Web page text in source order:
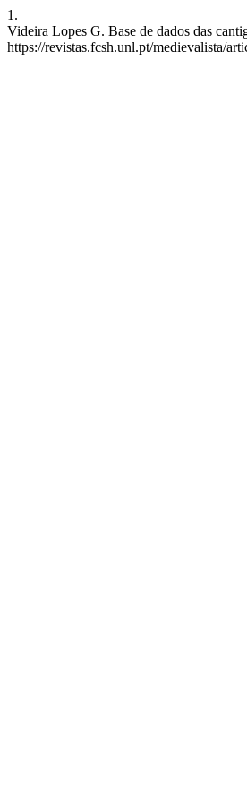
1.
Videira Lopes G. Base de dados das
https://revistas.fcsh.unl.pt/medievalista/